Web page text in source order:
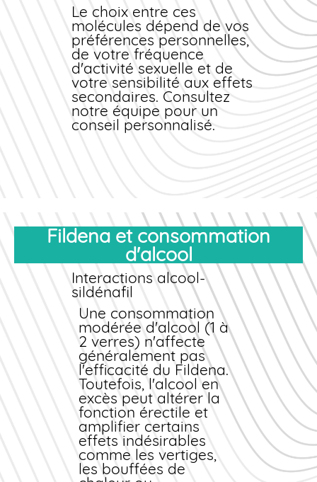
Le choix entre ces
molécules dépend de vos
préférences personnelles,
de votre fréquence
d'activité sexuelle et de
votre sensibilité aux effets
secondaires. Consultez
notre équipe pour un
conseil personnalisé.
Fildena et consommation
d'alcool
Interactions alcool-
sildénafil
Une consommation
modérée d'alcool (1 à
2 verres) n'affecte
généralement pas
l'efficacité du Fildena.
Toutefois, l'alcool en
excès peut altérer la
fonction érectile et
amplifier certains
effets indésirables
comme les vertiges,
les bouffées de